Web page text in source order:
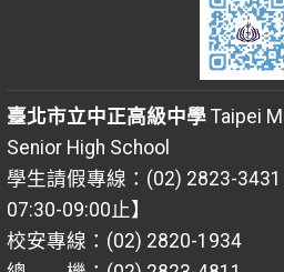
臺北市立中正高級中學Taipei
Senior High School
學生請假專線：(02) 2823-
07:30-09:00止】
校安專線：(02) 2820-1934